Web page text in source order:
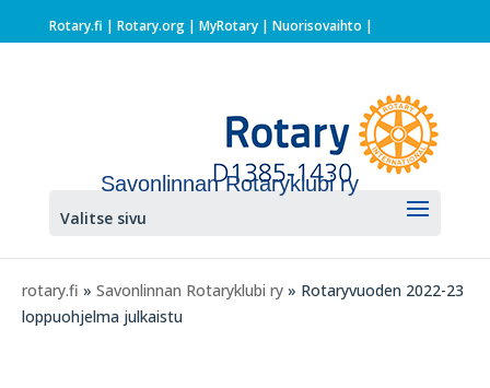
Rotary.fi | Rotary.org| MyRotary | Nuorisovaihto |
Savonlinnan Rotaryklubi ry
Valitse sivu
rotary.fi » Savonlinnan Rotaryklubi ry » Rotaryvuoden 2022-23
loppuohjelma julkaistu